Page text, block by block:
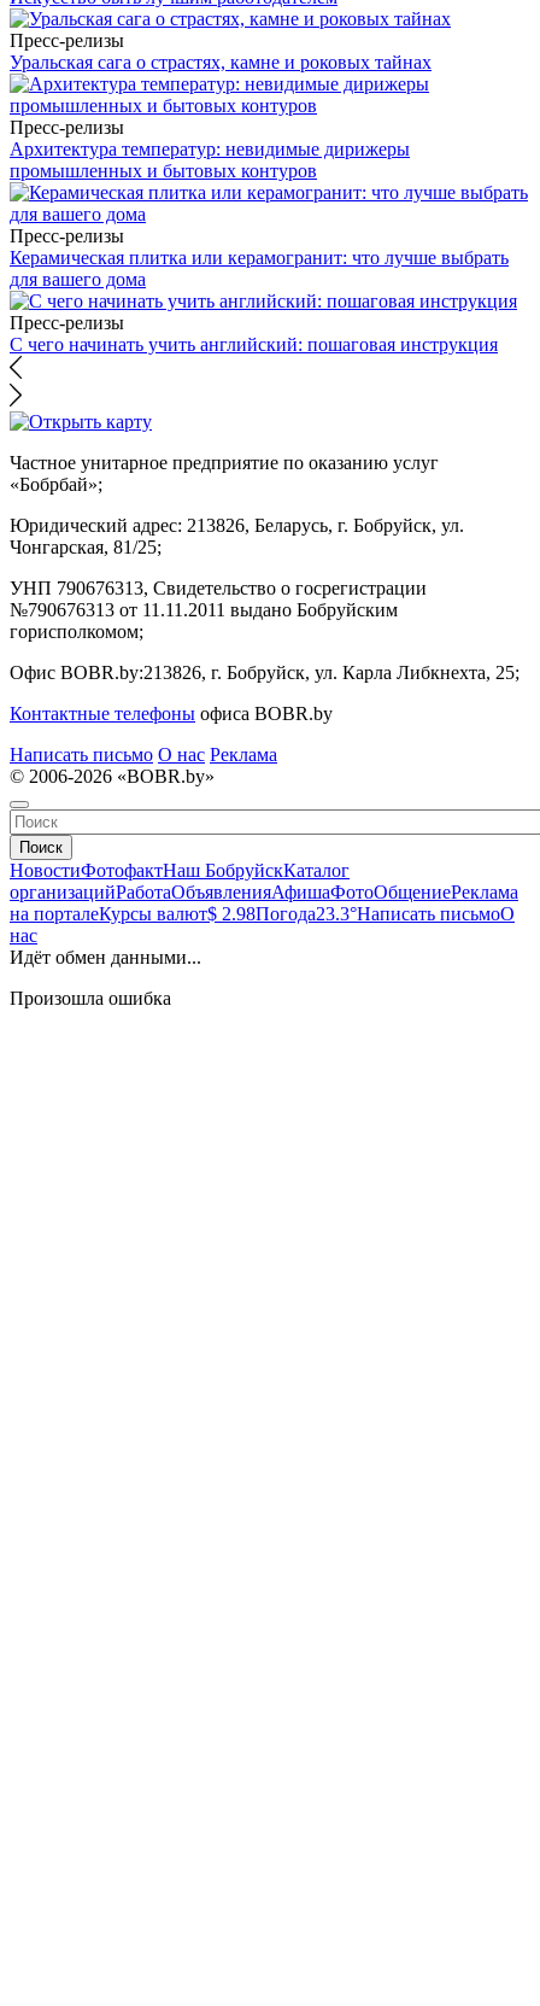
Пресс-релизы
Уральская сага о страстях, камне и роковых тайнах
Пресс-релизы
Архитектура температур: невидимые дирижеры
промышленных и бытовых контуров
Пресс-релизы
Керамическая плитка или керамогранит: что лучше выбрать
для вашего дома
Пресс-релизы
С чего начинать учить английский: пошаговая инструкция
Частное унитарное предприятие по оказанию услуг
«Бобрбай»;
Юридический адрес: 213826, Беларусь, г. Бобруйск, ул.
Чонгарская, 81/25;
УНП 790676313, Свидетельство о госрегистрации
№790676313 от 11.11.2011 выдано Бобруйским
горисполкомом;
Офис BOBR.by:213826, г. Бобруйск, ул. Карла Либкнехта, 25;
Контактные телефоны офиса BOBR.by
Написать письмо О нас Реклама
© 2006-2026 «BOBR.by»
Поиск
НовостиФотофактНаш БобруйскКаталог
организацийРаботаОбъявленияАфишаФотоОбщениеРеклама
на порталеКурсы валют$ 2.98Погода23.3°Написать письмоО
нас
Идёт обмен данными...
Произошла ошибка